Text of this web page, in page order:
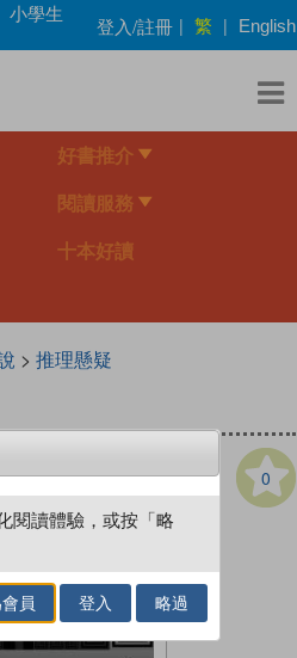
小學生
登入/註冊 | 繁 | English
好書推介
閱讀服務
十本好讀
> 推理懸疑
0
閱讀體驗，或按「略
員 登入 略過